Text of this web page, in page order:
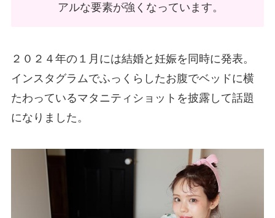
アルな要素が強くなっています。
２０２４年の１月には結婚と妊娠を同時に発表。
インスタグラムでふっくらしたお腹でベッドに横
たわっているマタニティショットを披露して話題
になりました。